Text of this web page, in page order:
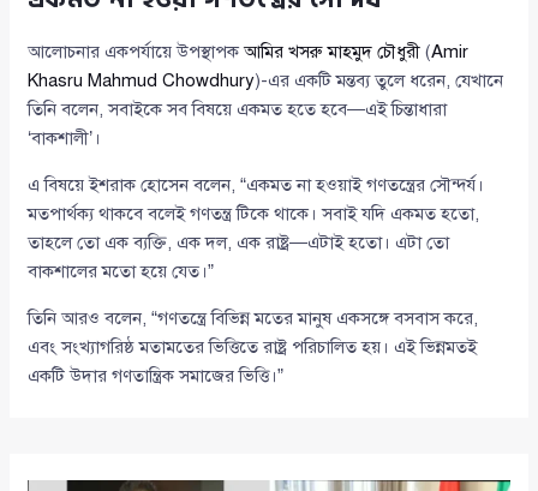
আলোচনার একপর্যায়ে উপস্থাপকআমির খসরু মাহমুদ চৌধুরী (Amir
Khasru Mahmud Chowdhury)-এর একটি মন্তব্য তুলে ধরেন, যেখানে
তিনি বলেন, সবাইকে সব বিষয়ে একমত হতে হবে—এই চিন্তাধারা
‘বাকশালী’।
এ বিষয়ে ইশরাক হোসেন বলেন, “একমত না হওয়াই গণতন্ত্রের সৌন্দর্য।
মতপার্থক্য থাকবে বলেই গণতন্ত্র টিকে থাকে। সবাই যদি একমত হতো,
তাহলে তো এক ব্যক্তি, এক দল, এক রাষ্ট্র—এটাই হতো। এটা তো
বাকশালের মতো হয়ে যেত।”
তিনি আরও বলেন, “গণতন্ত্রে বিভিন্ন মতের মানুষ একসঙ্গে বসবাস করে,
এবং সংখ্যাগরিষ্ঠ মতামতের ভিত্তিতে রাষ্ট্র পরিচালিত হয়। এই ভিন্নমতই
একটি উদার গণতান্ত্রিক সমাজের ভিত্তি।”